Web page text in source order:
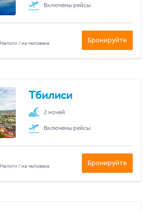
Включены рейсы
/ на человека Бронируйте
Тбилиси
2 ночей
Включены рейсы
/ на человека Бронируйте